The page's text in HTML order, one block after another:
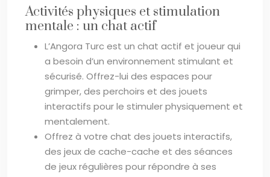
Activités physiques et stimulation
mentale : un chat actif
L’Angora Turc est un chat actif et joueur qui
a besoin d’un environnement stimulant et
sécurisé. Offrez-lui des espaces pour
grimper, des perchoirs et des jouets
interactifs pour le stimuler physiquement et
mentalement.
Offrez à votre chat des jouets interactifs,
des jeux de cache-cache et des séances
de jeux régulières pour répondre à ses